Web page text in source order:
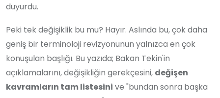
duyurdu.
Peki tek değişiklik bu mu? Hayır. Aslında bu, çok daha
geniş bir terminoloji revizyonunun yalnızca en çok
konuşulan başlığı. Bu yazıda; Bakan Tekin'in
açıklamalarını, değişikliğin gerekçesini, değişen
kavramların tam listesini ve "bundan sonra başka